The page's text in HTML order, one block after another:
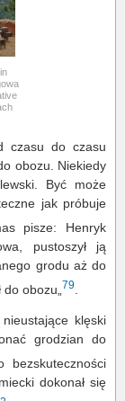
czasu do czasu
obozu. Niekiedy
Być może
jak próbuje
pisze: Henryk
pustoszył ją
grodu aż do
obozu„ 79
klęski
grodzian do
dokonał się